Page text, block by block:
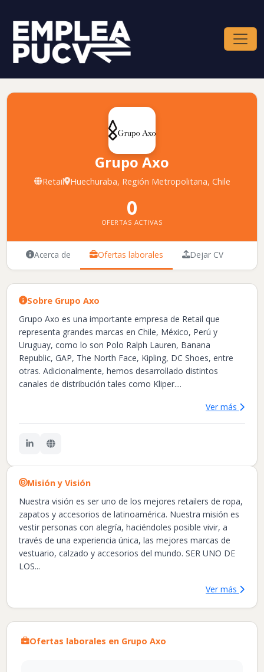
Grupo Axo
Retail Huechuraba, Región Metropolitana, Chile
0
OFERTAS ACTIVAS
Acerca de Ofertas laborales Dejar CV
Ofertas laborales en Grupo Axo
Sobre Grupo Axo
Grupo Axo es una importante empresa de Retail que
representa grandes marcas en Chile, México, Perú y
Uruguay, como lo son Polo Ralph Lauren, Banana
Republic, GAP, The North Face, Kipling, DC Shoes, entre
otras. Adicionalmente, hemos desarrollado distintos
canales de distribución tales como Kliper....
Ver más
Misión y Visión
Nuestra visión es ser uno de los mejores retailers de ropa,
zapatos y accesorios de latinoamérica. Nuestra misión es
vestir personas con alegría, haciéndoles posible vivir, a
través de una experiencia única, las mejores marcas de
vestuario, calzado y accesorios del mundo. SER UNO DE
LOS...
Ver más